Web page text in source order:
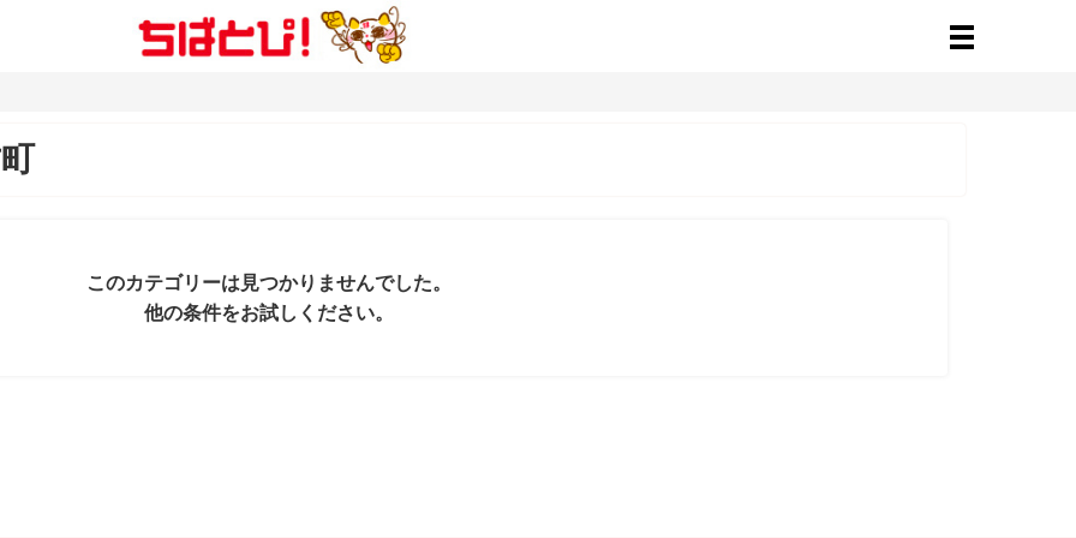
このカテゴリーは見つかりませんでした。
他の条件をお試しください。